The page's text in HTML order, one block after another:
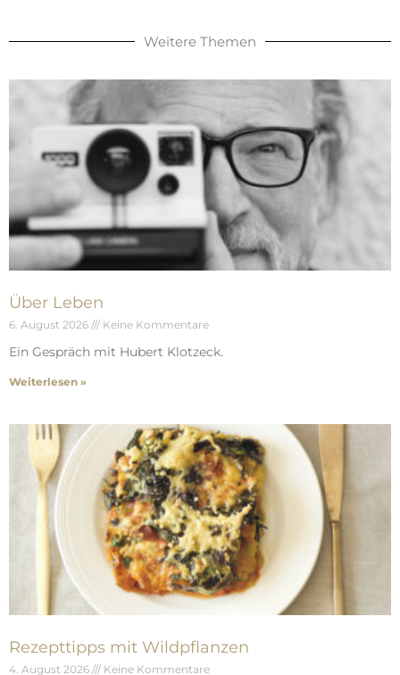
Weitere Themen
Über Leben
6. August 2026 Keine Kommentare
Ein Gespräch mit Hubert Klotzeck.
Weiterlesen »
Rezepttipps mit Wildpflanzen
4. August 2026 Keine Kommentare